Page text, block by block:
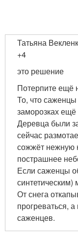
Татьяна
+4
это решение
Потерпите ещё
То, что
заморозках
Деревца были
сейчас
сожжёт нежную
пострашнее
Если саженцы
От снега
прогреваться,
саженцев.